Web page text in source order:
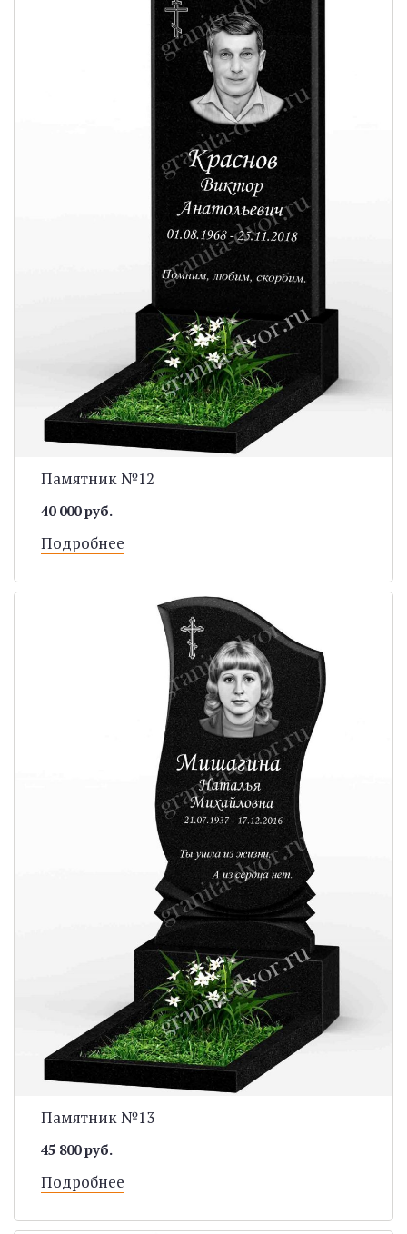
Памятник №12
40 000 руб.
Подробнее
Памятник №13
45 800 руб.
Подробнее